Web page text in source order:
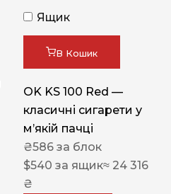
Ящик
В Кошик
OK KS 100 Red —
класичні сигарети у
м’якій пачці
₴586 за блок
$540 за ящик≈ 24 316
₴